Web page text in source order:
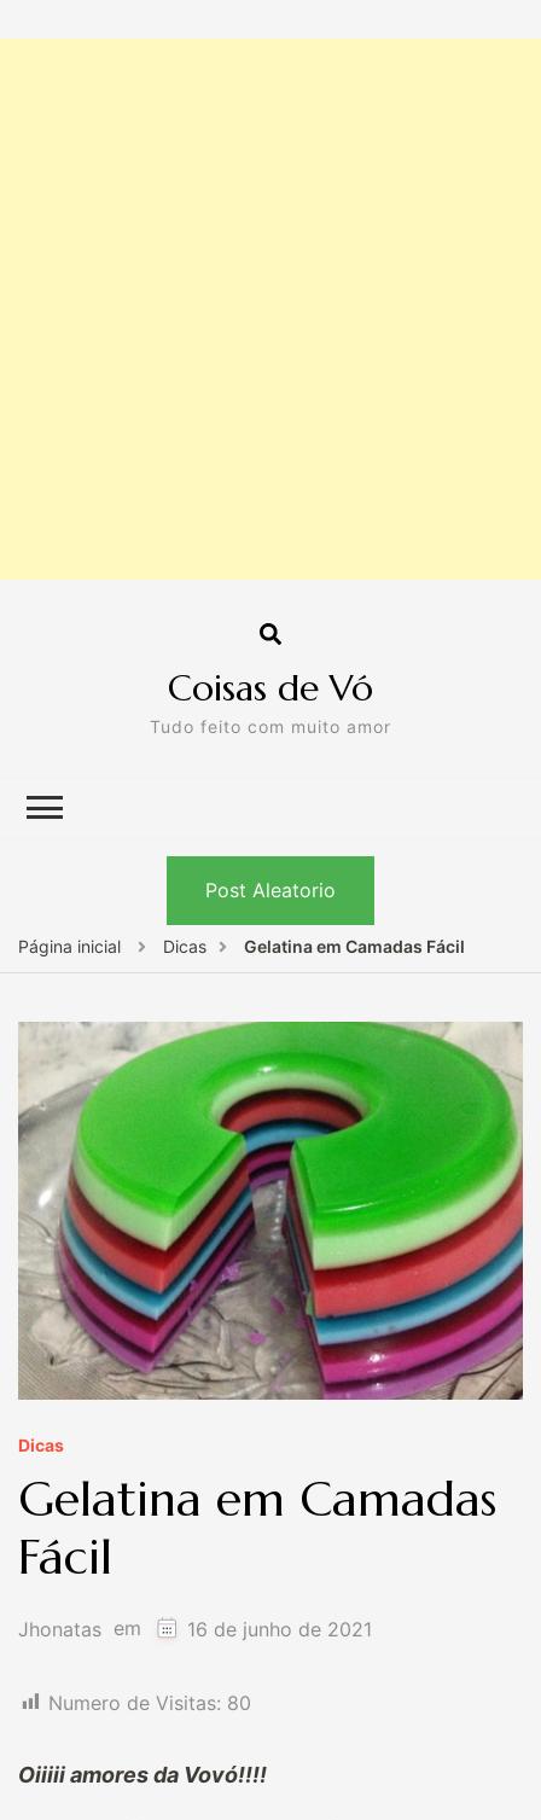
Coisas de Vó
Tudo feito com muito amor
Post Aleatorio
Página inicial Dicas Gelatina em Camadas Fácil
Dicas
Gelatina em Camadas
Fácil
Jhonatas em 16 de junho de 2021
Numero de Visitas: 80
Oiiiii amores da Vovó!!!!